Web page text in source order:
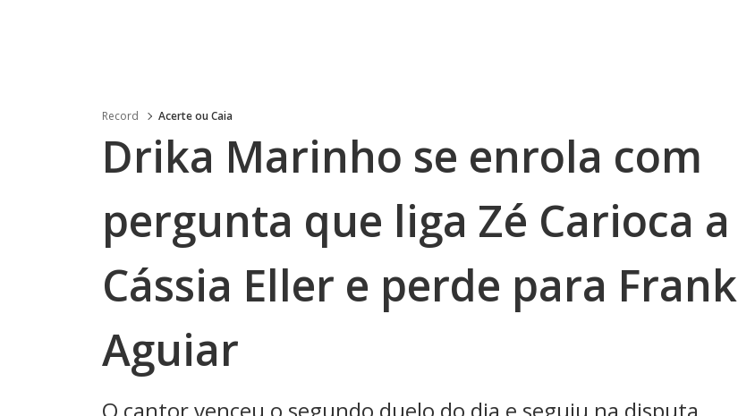
Record Acerte ou Caia
Drika Marinho se enrola com
pergunta que liga Zé Carioca a
Cássia Eller e perde para Frank
Aguiar